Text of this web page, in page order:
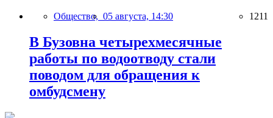
Общество, 05 августа, 14:30 1211
В Бузовна четырехмесячные
работы по водоотводу стали
поводом для обращения к
омбудсмену